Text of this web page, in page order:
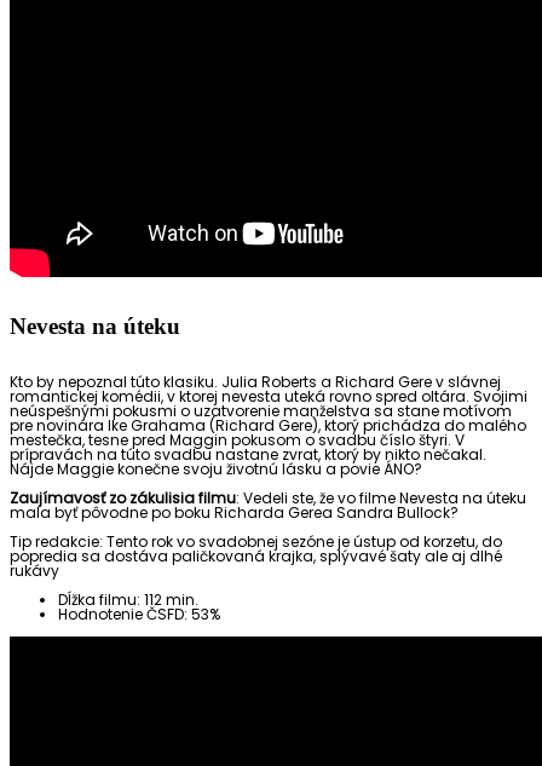
Nevesta na úteku
Kto by nepoznal túto klasiku. Julia Roberts a Richard Gere v slávnej
romantickej komédii, v ktorej nevesta uteká rovno spred oltára. Svojimi
neúspešnými pokusmi o uzatvorenie manželstva sa stane motívom
pre novinára Ike Grahama (Richard Gere), ktorý prichádza do malého
mestečka, tesne pred Maggin pokusom o svadbu číslo štyri. V
prípravách na túto svadbu nastane zvrat, ktorý by nikto nečakal.
Nájde Maggie konečne svoju životnú lásku a povie ÁNO?
Zaujímavosť zo zákulisia filmu: Vedeli ste, že vo filme Nevesta na úteku
mala byť pôvodne po boku Richarda Gerea Sandra Bullock?
Tip redakcie: Tento rok vo svadobnej sezóne je ústup od korzetu, do
popredia sa dostáva paličkovaná krajka, splývavé šaty ale aj dlhé
rukávy
Dĺžka filmu: 112 min.
Hodnotenie ČSFD: 53%